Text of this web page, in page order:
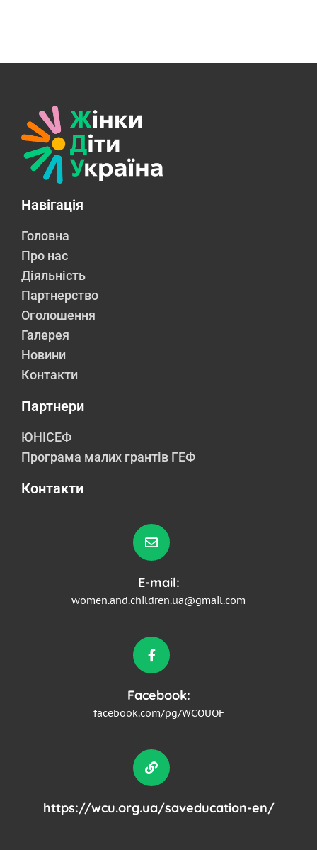
Навігація
Головна
Про нас
Діяльність
Партнерство
Оголошення
Галерея
Новини
Контакти
Партнери
ЮНІСЕФ
Програма малих грантів ГЕФ
Контакти
E-mail:
women.and.children.ua@gmail.com
Facebook:
facebook.com/pg/WCOUOF
https://wcu.org.ua/saveducation-en/